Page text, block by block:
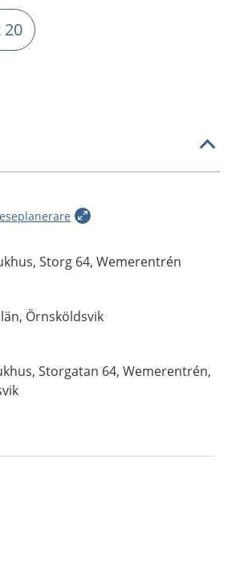
20
Storg 64, Wemerentrén
Örnsköldsvik
Storgatan 64, Wemerentrén,